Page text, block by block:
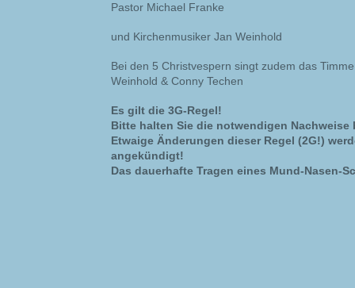
Pastor Michael Franke
und Kirchenmusiker Jan Weinhold
Bei den 5 Christvespern singt zudem das
Weinhold & Conny Techen
Es gilt die 3G-Regel!
Bitte halten Sie die notwendigen Nachweise
Etwaige Änderungen dieser Regel (2G!)
angekündigt!
Das dauerhafte Tragen eines Mund-Nasen-